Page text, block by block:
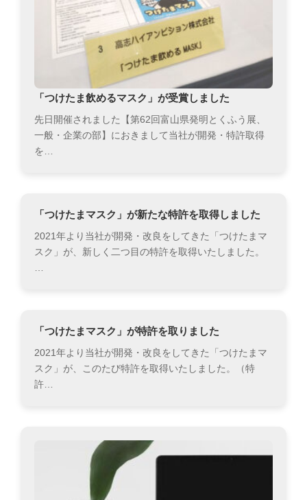
「つけたま飲めるマスク」が受賞しました
先日開催されました【第62回富山県発明とくふう展、
一般・企業の部】におきまして当社が開発・特許取得
を…
「つけたまマスク」が新たな特許を取得しました
2021年より当社が開発・改良をしてきた「つけたまマ
スク」が、新しく二つ目の特許を取得いたしました。
「つけたまマスク」が特許を取りました
2021年より当社が開発・改良をしてきた「つけたまマ
スク」が、このたび特許を取得いたしました。（特
許…